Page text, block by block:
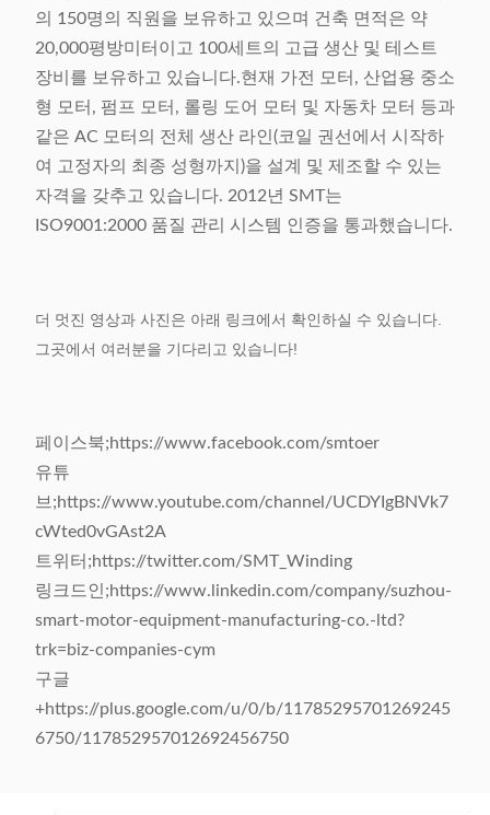
의 150명의 직원을 보유하고 있으며 건축 면적은 약
20,000평방미터이고 100세트의 고급 생산 및 테스트
장비를 보유하고 있습니다.현재 가전 모터, 산업용 중소
형 모터, 펌프 모터, 롤링 도어 모터 및 자동차 모터 등과
같은 AC 모터의 전체 생산 라인(코일 권선에서 시작하
여 고정자의 최종 성형까지)을 설계 및 제조할 수 있는
자격을 갖추고 있습니다. 2012년 SMT는
ISO9001:2000 품질 관리 시스템 인증을 통과했습니다.
더 멋진 영상과 사진은 아래 링크에서 확인하실 수 있습니다.
그곳에서 여러분을 기다리고 있습니다!
페이스북;https://www.facebook.com/smtoer
유튜
브;https://www.youtube.com/channel/UCDYIgBNVk7
cWted0vGAst2A
트위터;https://twitter.com/SMT_Winding
링크드인;https://www.linkedin.com/company/suzhou-
smart-motor-equipment-manufacturing-co.-ltd?
trk=biz-companies-cym
구글
+https://plus.google.com/u/0/b/11785295701269245
6750/117852957012692456750